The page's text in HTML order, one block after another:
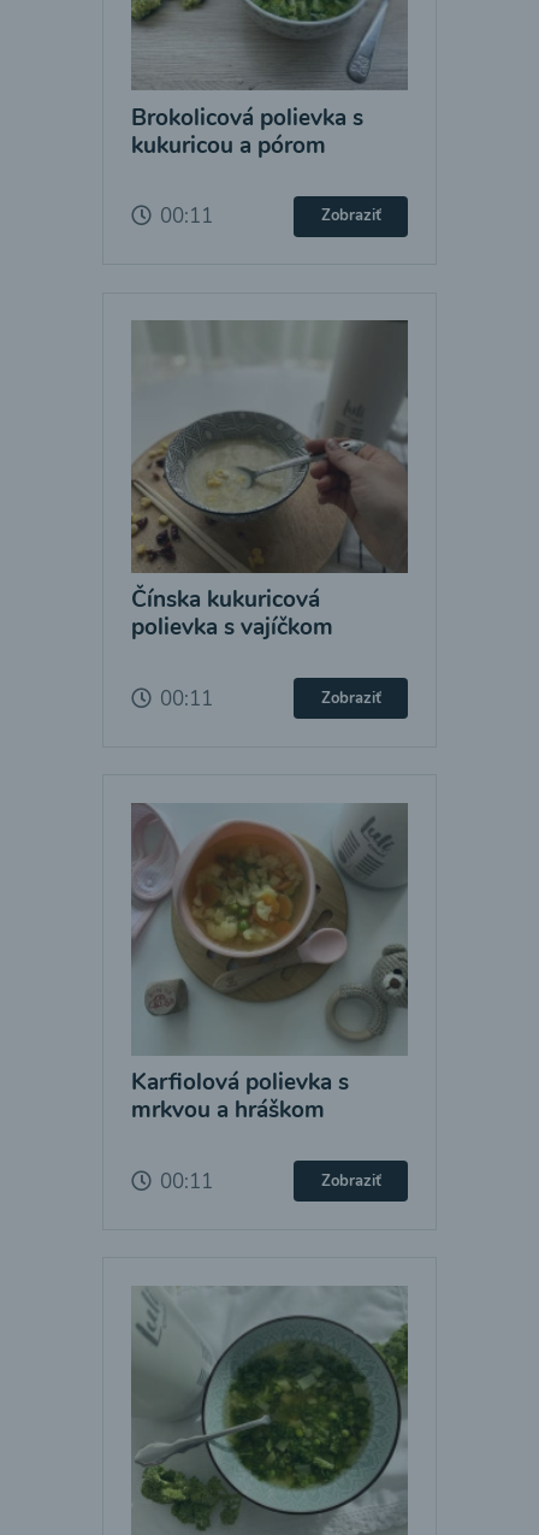
Brokolicová polievka s
kukuricou a pórom
00:11 Zobraziť
Čínska kukuricová
polievka s vajíčkom
00:11 Zobraziť
Karfiolová polievka s
mrkvou a hráškom
00:11 Zobraziť